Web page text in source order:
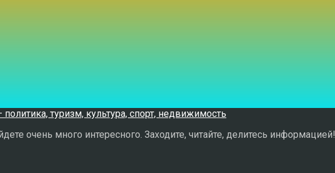
очень много интересного. Заходите, читайте, делитесь информацией!